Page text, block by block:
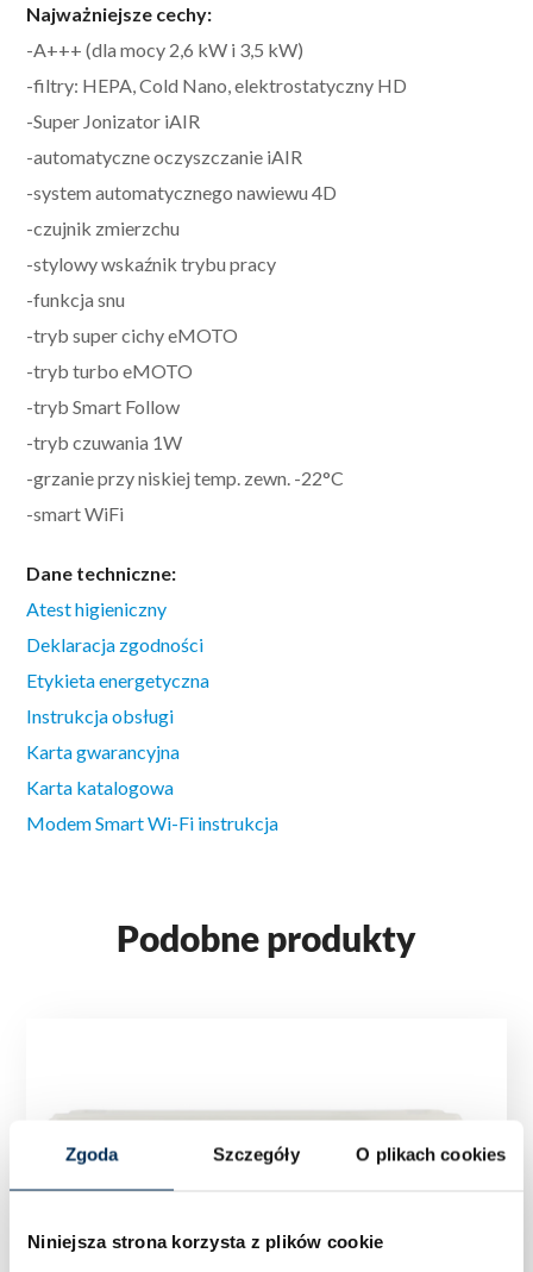
Zgoda Szczegóły O plikach cookies
Niniejsza strona korzysta z plików cookie
Najważniejsze cechy:
-A+++ (dla mocy 2,6 kW i 3,5 kW)
-filtry: HEPA, Cold Nano, elektrostatyczny HD
-Super Jonizator iAIR
-automatyczne oczyszczanie iAIR
-system automatycznego nawiewu 4D
-czujnik zmierzchu
-stylowy wskaźnik trybu pracy
-funkcja snu
-tryb super cichy eMOTO
-tryb turbo eMOTO
-tryb Smart Follow
-tryb czuwania 1W
-grzanie przy niskiej temp. zewn. -22°C
-smart WiFi
Dane techniczne:
Atest higieniczny
Deklaracja zgodności
Etykieta energetyczna
Instrukcja obsługi
Karta gwarancyjna
Karta katalogowa
Modem Smart Wi-Fi instrukcja
Podobne produkty